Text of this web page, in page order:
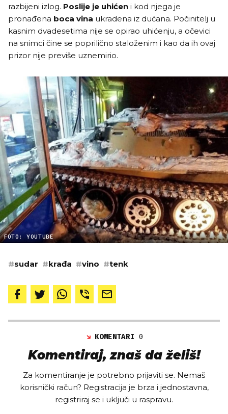
razbijeni izlog. Poslije je uhićen i kod njega je
pronađena boca vina ukradena iz dućana. Počinitelj u
kasnim dvadesetima nije se opirao uhićenju, a očevici
na snimci čine se poprilično staloženim i kao da ih ovaj
prizor nije previše uznemirio.
FOTO: YOUTUBE
#sudar #krađa #vino #tenk
KOMENTARI0
Komentiraj, znaš da želiš!
Za komentiranje je potrebno prijaviti se. Nemaš
korisnički račun? Registracija je brza i jednostavna,
registriraj se i uključi u raspravu.